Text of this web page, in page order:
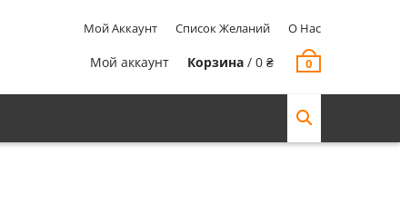
Мой Аккаунт Список Желаний О Нас
Мой аккаунт Корзина / 0 ₴ 0